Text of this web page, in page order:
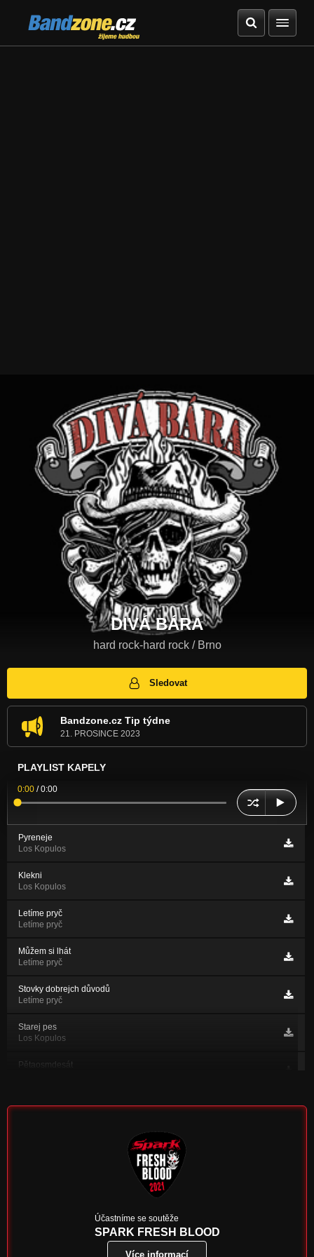
Bandzone.cz
žijeme hudbou
DIVÁ BÁRA
hard rock-hard rock / Brno
Sledovat
Bandzone.cz Tip týdne
21. PROSINCE 2023
PLAYLIST KAPELY
0:00 /0:00
Pyreneje
Los Kopulos
Klekni
Los Kopulos
Letíme pryč
Letíme pryč
Můžem si lhát
Letíme pryč
Stovky dobrejch důvodů
Letíme pryč
Starej pes
Los Kopulos
Pětaosmdesát
Účastníme se soutěže
SPARK FRESH BLOOD
Více informací